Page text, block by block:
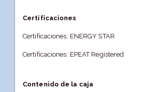
Certificaciones
Certificaciones: ENERGY STAR
Certificaciones: EPEAT Registered
Contenido de la caja